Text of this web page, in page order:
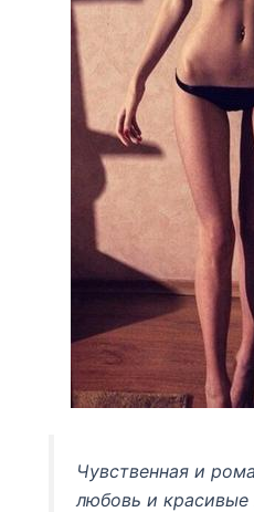
Чувственная и
любовь и